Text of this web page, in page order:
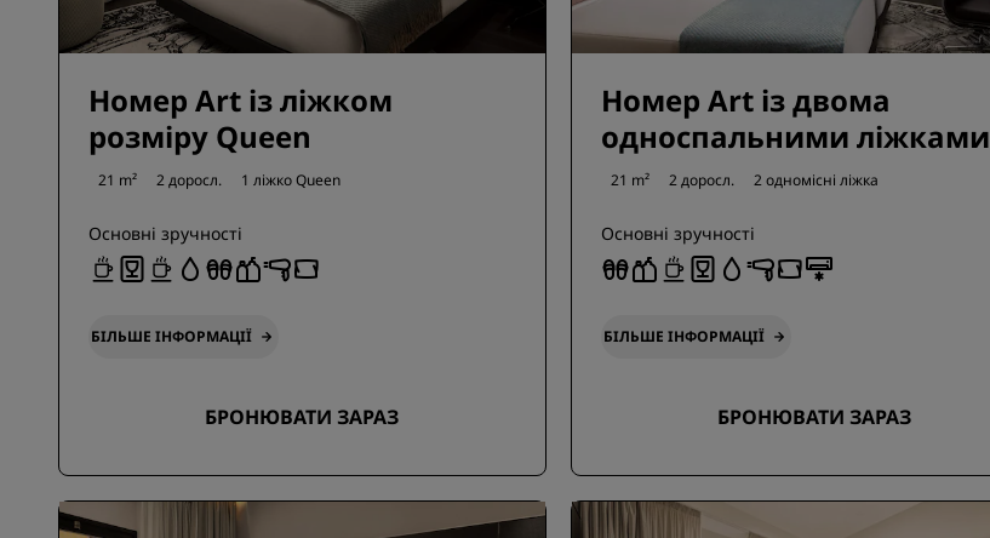
Номер Art із ліжком
розміру Queen
21 m² 2 доросл. 1 ліжко Queen
Основні зручності
БІЛЬШЕ ІНФОРМАЦІЇ
БРОНЮВАТИ ЗАРАЗ
Номер Art із двома
односпальними ліжками
21 m² 2 доросл. 2 одномісні ліжка
Основні зручності
БІЛЬШЕ ІНФОРМАЦІЇ
БРОНЮВАТИ ЗАРАЗ